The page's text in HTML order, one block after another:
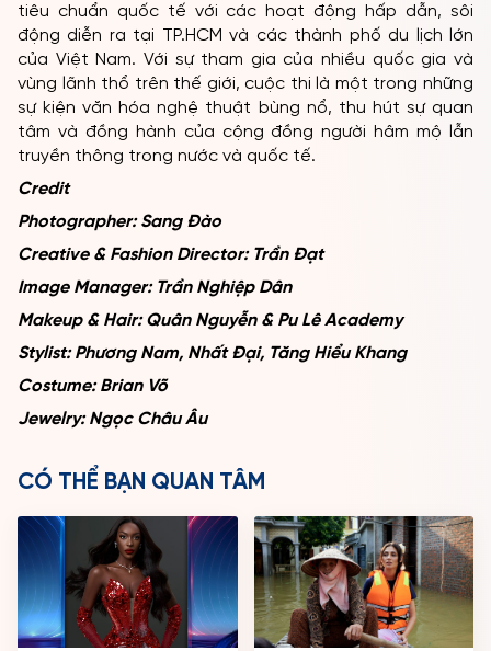
tiêu chuẩn quốc tế với các hoạt động hấp dẫn, sôi
động diễn ra tại TP.HCM và các thành phố du lịch lớn
của Việt Nam. Với sự tham gia của nhiều quốc gia và
vùng lãnh thổ trên thế giới, cuộc thi là một trong những
sự kiện văn hóa nghệ thuật bùng nổ, thu hút sự quan
tâm và đồng hành của cộng đồng người hâm mộ lẫn
truyền thông trong nước và quốc tế.
Credit
Photographer: Sang Đào
Creative & Fashion Director: Trần Đạt
Image Manager: Trần Nghiệp Dân
Makeup & Hair: Quân Nguyễn & Pu Lê Academy
Stylist: Phương Nam, Nhất Đại, Tăng Hiểu Khang
Costume: Brian Võ
Jewelry: Ngọc Châu Âu
CÓ THỂ BẠN QUAN TÂM